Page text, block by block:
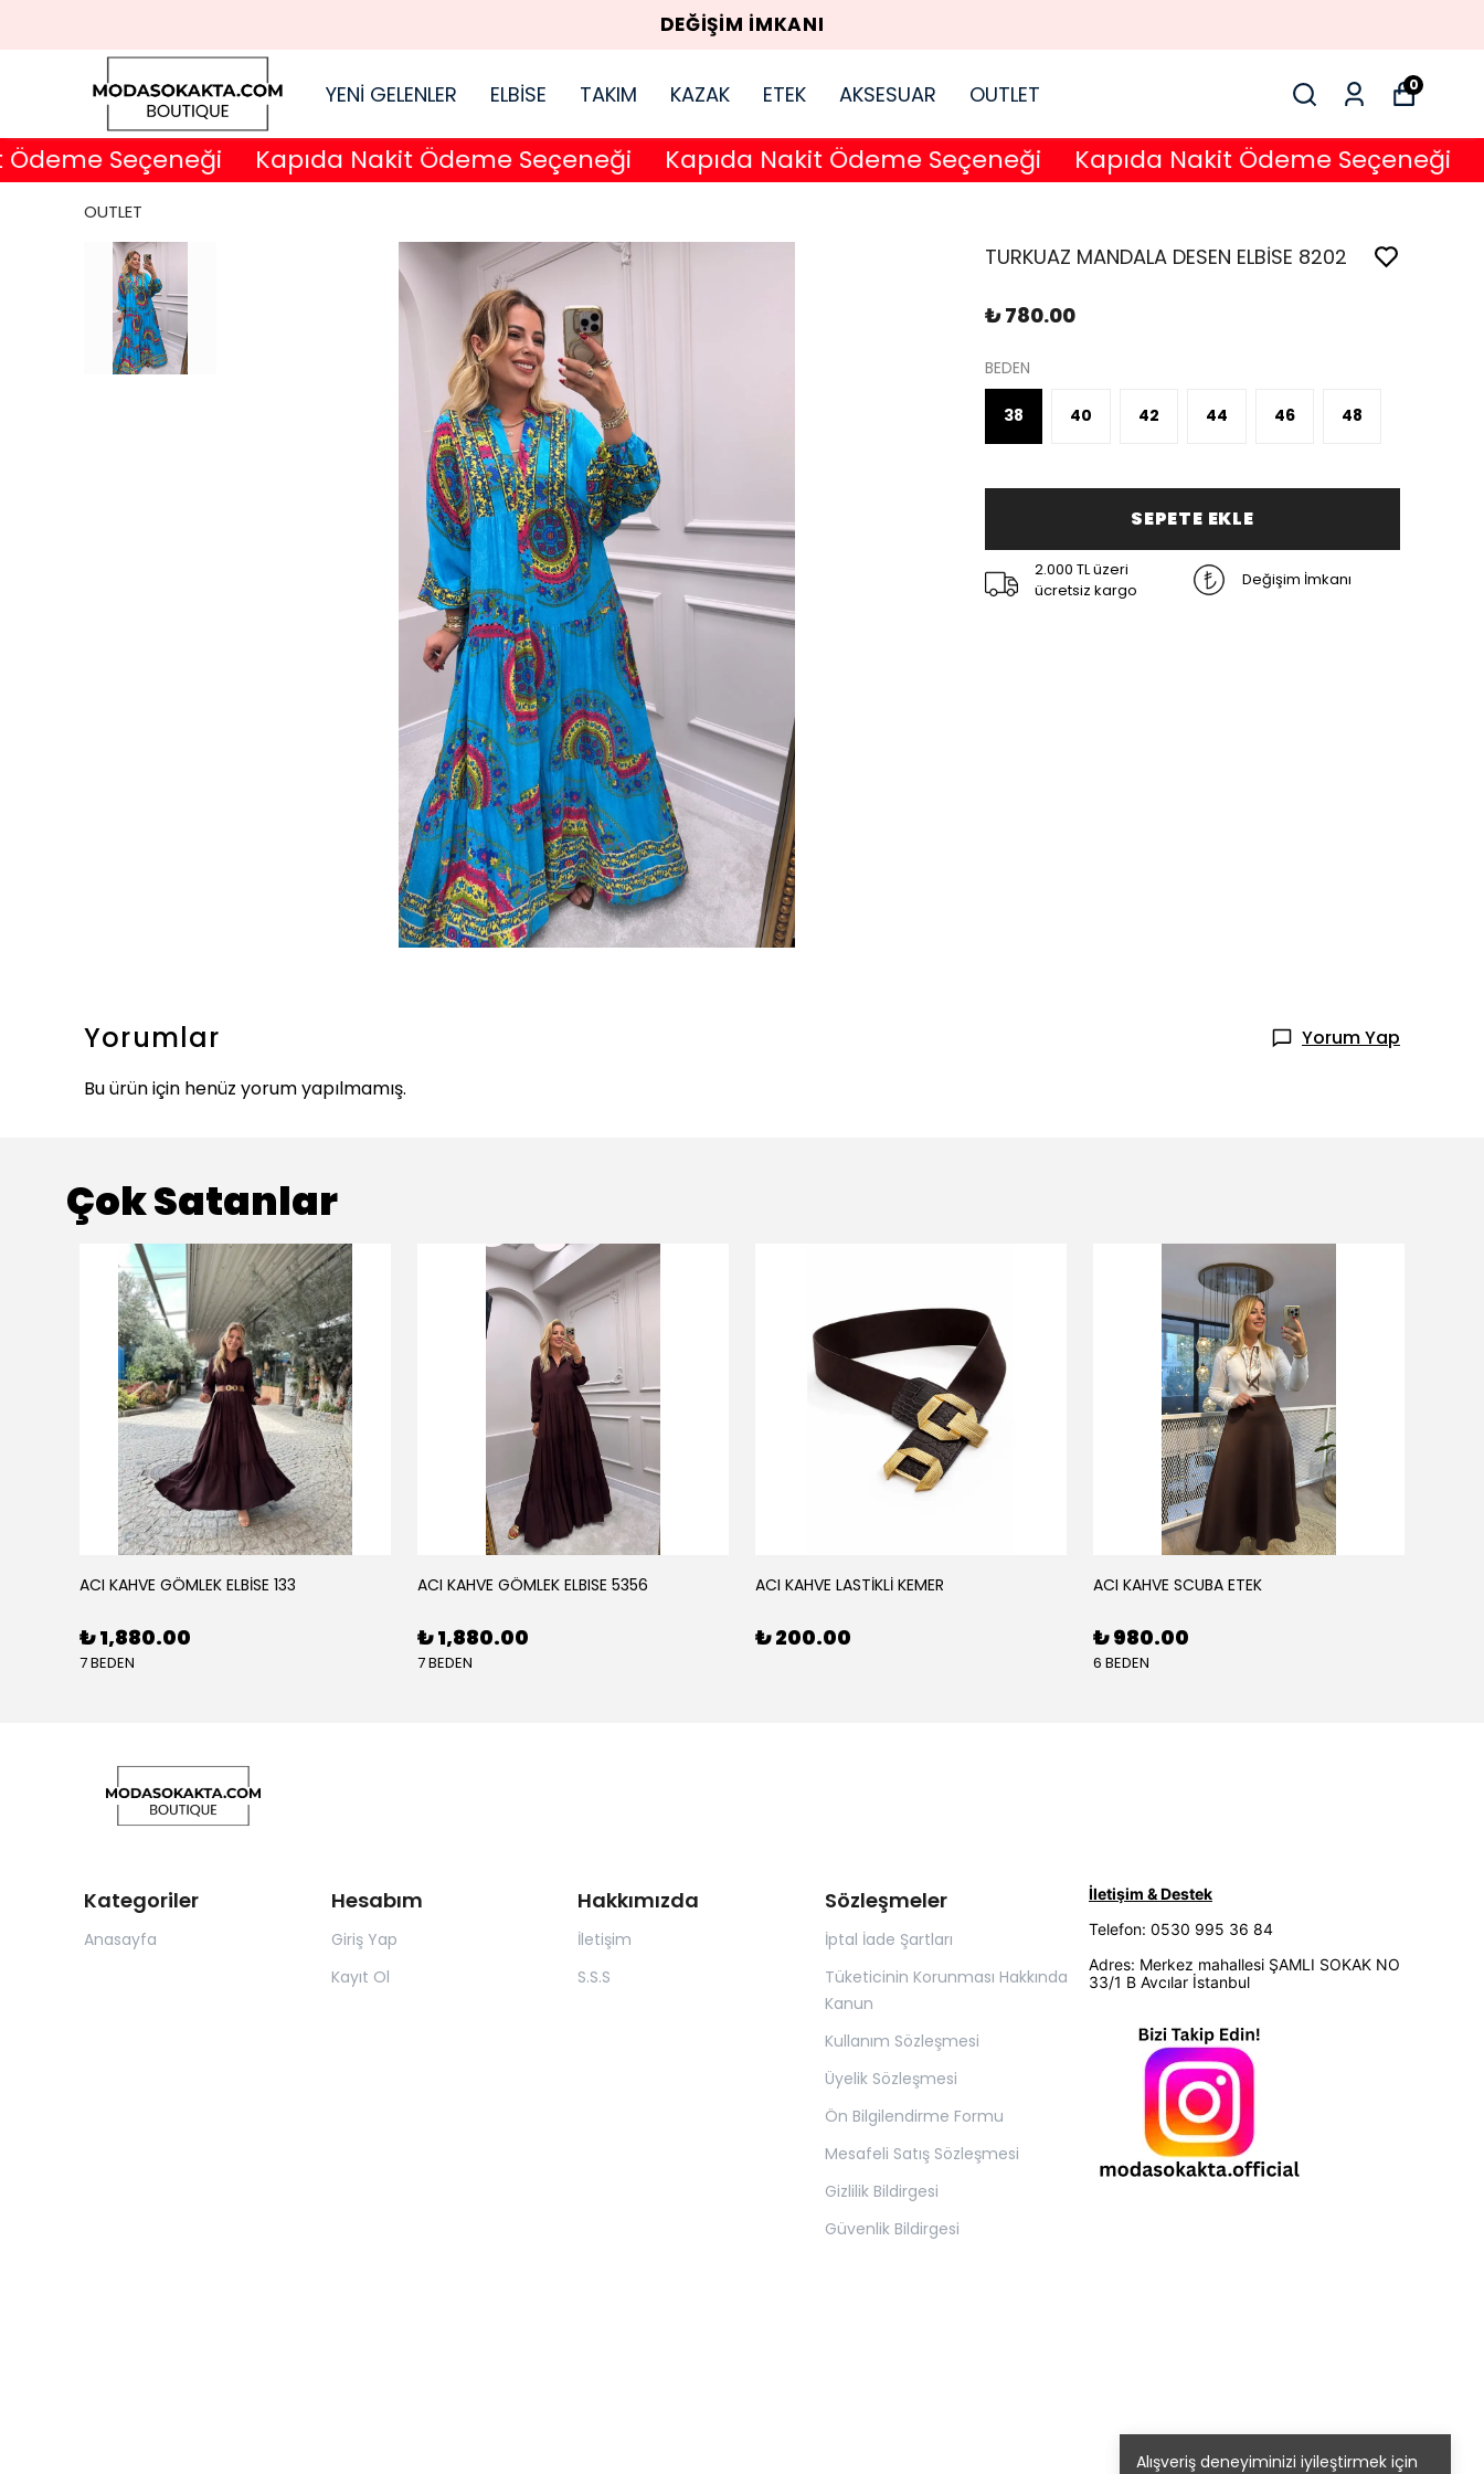
DEĞİŞİM İMKANI
YENİ GELENLER ELBİSE TAKIM KAZAK ETEK AKSESUAR OUTLET 0
Alışveriş deneyiminizi iyileştirmek için
Seçeneği Kapıda Nakit Ödeme Seçeneği Kapıda Nakit Ödeme Seçeneği Kapıda Nakit Ödeme Seçeneği
OUTLET
TURKUAZ MANDALA DESEN ELBİSE 8202
₺ 780.00
BEDEN
38 40 42 44 46 48
SEPETE EKLE
2.000 TL üzeri
ücretsiz kargo
Değişim İmkanı
Yorumlar
Yorum Yap
Bu ürün için henüz yorum yapılmamış.
Çok Satanlar
ACI KAHVE GÖMLEK ELBİSE 133
₺ 1,880.00
7 BEDEN
ACI KAHVE GÖMLEK ELBISE 5356
₺ 1,880.00
7 BEDEN
ACI KAHVE LASTİKLİ KEMER
₺ 200.00
ACI KAHVE SCUBA ETEK
₺ 980.00
6 BEDEN
Kategoriler
Anasayfa
Hesabım
Giriş Yap
Kayıt Ol
Hakkımızda
İletişim
S.S.S
Sözleşmeler
İptal İade Şartları
Tüketicinin Korunması Hakkında
Kanun
Kullanım Sözleşmesi
Üyelik Sözleşmesi
Ön Bilgilendirme Formu
Mesafeli Satış Sözleşmesi
Gizlilik Bildirgesi
Güvenlik Bildirgesi
İletişim & Destek
Telefon: 0530 995 36 84
Adres: Merkez mahallesi ŞAMLI SOKAK NO
33/1 B Avcılar İstanbul